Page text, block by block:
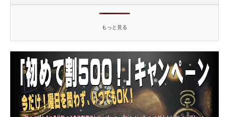
もっと見る